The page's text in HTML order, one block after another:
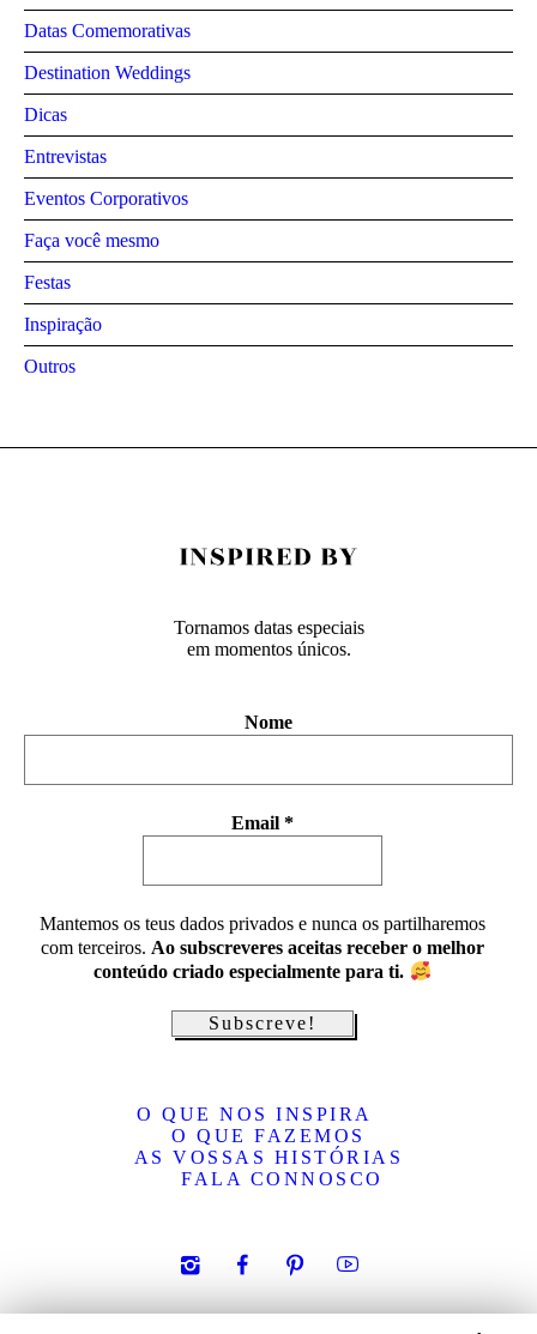
Datas Comemorativas
Destination Weddings
Dicas
Entrevistas
Eventos Corporativos
Faça você mesmo
Festas
Inspiração
Outros
Tornamos datas especiais
em momentos únicos.
Nome
Email *
Mantemos os teus dados privados e nunca os partilharemos
com terceiros. Ao subscreveres aceitas receber o melhor
conteúdo criado especialmente para ti.
O QUE NOS INSPIRA
O QUE FAZEMOS
AS VOSSAS HISTÓRIAS
FALA CONNOSCO